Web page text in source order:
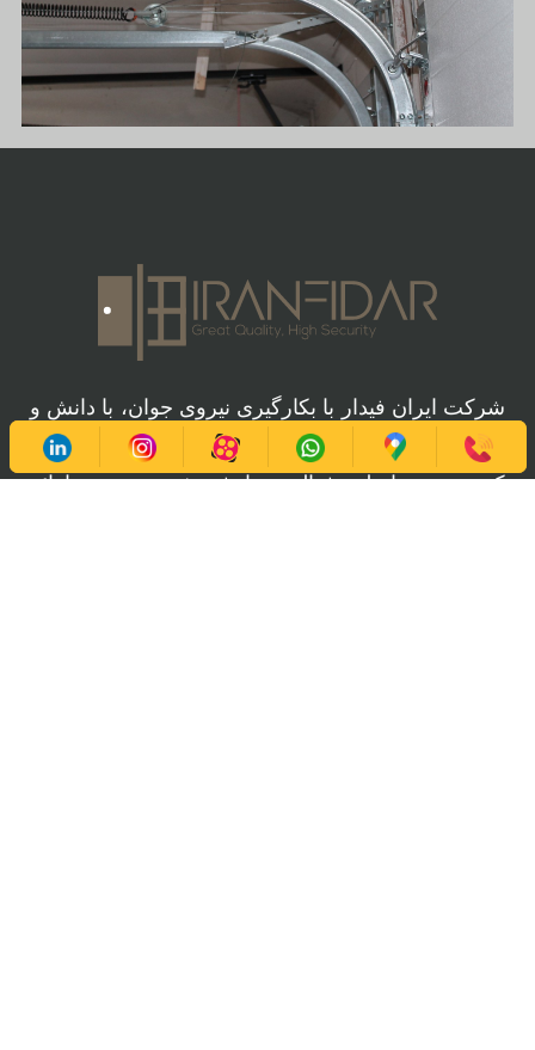
شرکت ایران فیدار با بکارگیری نیروی جوان، با دانش و
در عین حال با‌تجربه فعالیت خود را از سال ۱۳۹۱ شروع
کرد. زمینه اصلی فعالیت ما فروش، نصب و ارائه